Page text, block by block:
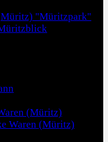
"Müritzpark"
(Müritz)
Waren (Müritz)